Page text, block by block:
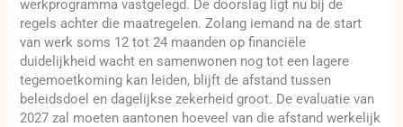
werkprogramma vastgelegd. De doorslag ligt nu bij de
regels achter die maatregelen. Zolang iemand na de start
van werk soms 12 tot 24 maanden op financiële
duidelijkheid wacht en samenwonen nog tot een lagere
tegemoetkoming kan leiden, blijft de afstand tussen
beleidsdoel en dagelijkse zekerheid groot. De evaluatie van
2027 zal moeten aantonen hoeveel van die afstand werkelijk